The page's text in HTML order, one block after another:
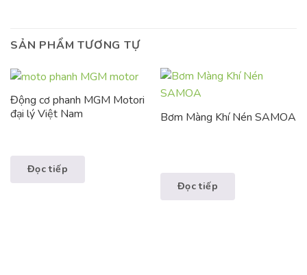
SẢN PHẨM TƯƠNG TỰ
Động cơ phanh MGM Motori
đại lý Việt Nam
Đọc tiếp
Bơm Màng Khí Nén SAMOA
Đọc tiếp